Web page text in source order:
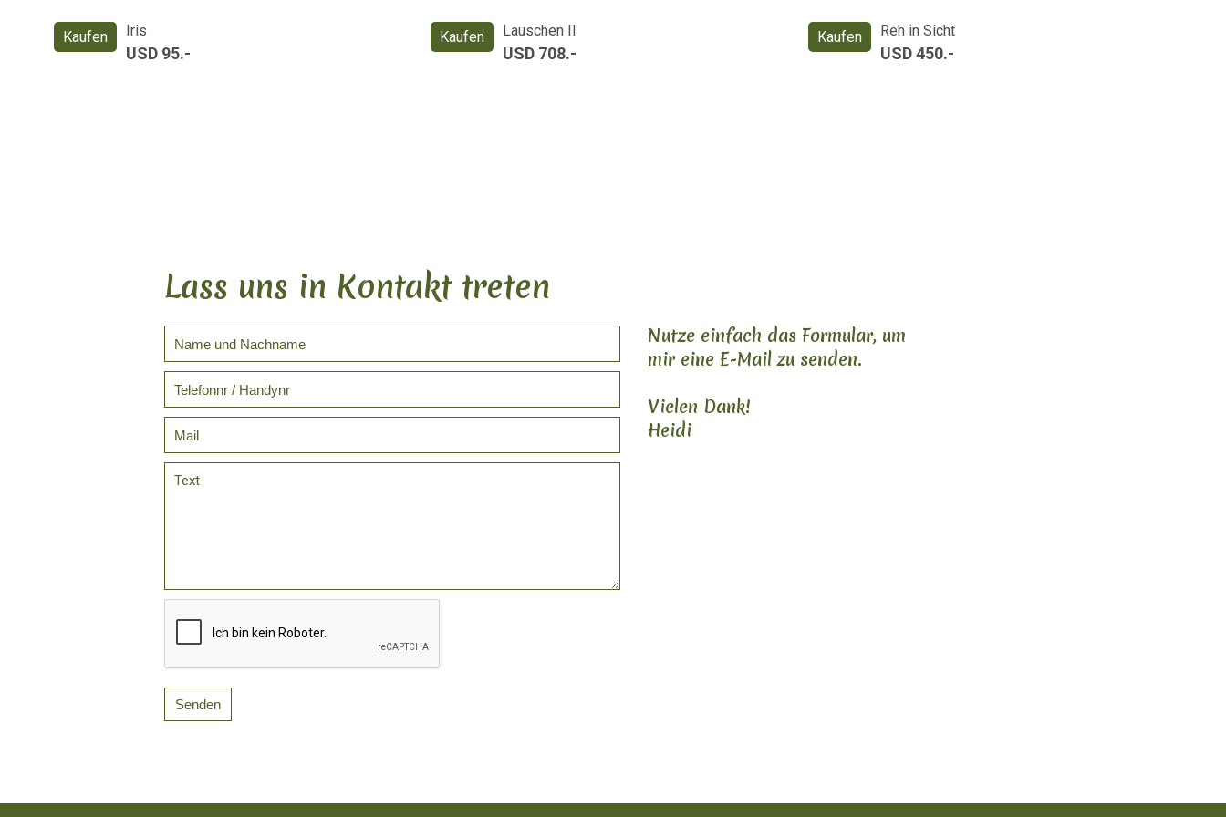
Kaufen Iris
USD 95.-
Kaufen Lauschen II
USD 708.-
Kaufen Reh in Sicht
USD 450.-
Lass uns in Kontakt treten
Nutze einfach das Formular, um
mir eine E-Mail zu senden.
Vielen Dank!
Heidi